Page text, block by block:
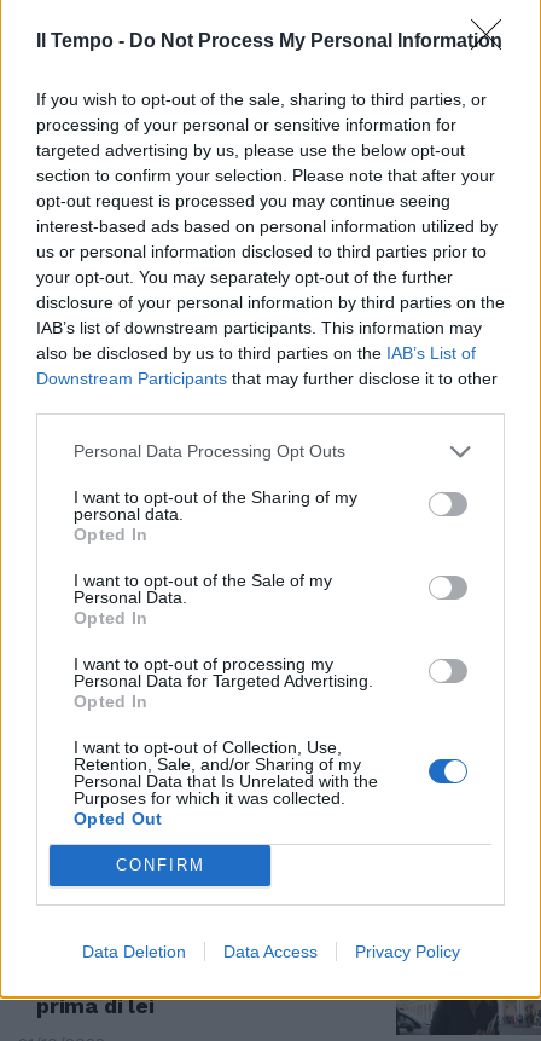
Il Tempo - Do Not Process My Personal Information
If you wish to opt-out of the sale, sharing to third parties, or
processing of your personal or sensitive information for
targeted advertising by us, please use the below opt-out
section to confirm your selection. Please note that after your
opt-out request is processed you may continue seeing
interest-based ads based on personal information utilized by
us or personal information disclosed to third parties prior to
your opt-out. You may separately opt-out of the further
disclosure of your personal information by third parties on the
IAB’s list of downstream participants. This information may
also be disclosed by us to third parties on the IAB’s List of
Downstream Participants that may further disclose it to other
Personal Data Processing Opt Outs
I want to opt-out of the Sharing of my
personal data.
Opted In
I want to opt-out of the Sale of my
Personal Data.
Opted In
I want to opt-out of processing my
Personal Data for Targeted Advertising.
Opted In
I want to opt-out of Collection, Use,
Retention, Sale, and/or Sharing of my
Personal Data that Is Unrelated with the
Purposes for which it was collected.
Opted Out
CONFIRM
Data Deletion Data Access Privacy Policy
Meloni toglie il "signor" davanti a
"presidente del Consiglio"
ITALIA-GERMANIA
Telefonata tra Meloni e Scholz:
impegno comune su energia,
migranti e Ucraina
28/10/2022
LA FRASE SULLE DONNE
Calenda senza pietà infierisce
sull'"autogol clamoroso" di
L'INTERVISTA
Rampelli confessa l'emozione:
"Ho pianto quando ho ascoltato
Giorgia, è un sogno"
26/10/2022
"Rappresentiamo la volontà
popolare". L'orgoglio di Meloni sui
social
25/10/2022
Meloni nella storia, incarico
prima di lei